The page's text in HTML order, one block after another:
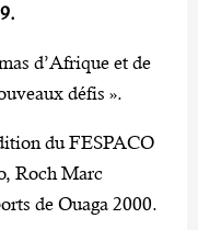
d’Afrique et de
défis ».
du FESPACO
Roch Marc
de Ouaga 2000.